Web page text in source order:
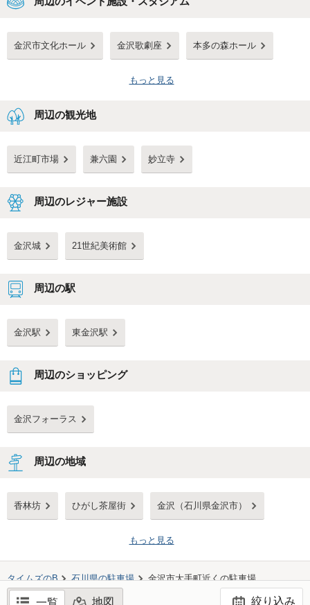
一覧 地図 絞り込み
金沢市文化ホール 金沢歌劇座 本多の森ホール
もっと見る
周辺の観光地
近江町市場 兼六園 妙立寺
周辺のレジャー施設
金沢城 21世紀美術館
周辺の駅
金沢駅 東金沢駅
周辺のショッピング
金沢フォーラス
周辺の地域
香林坊 ひがし茶屋街 金沢（石川県金沢市）
もっと見る
タイムズのB 石川県の駐車場 金沢市大手町近くの駐車場